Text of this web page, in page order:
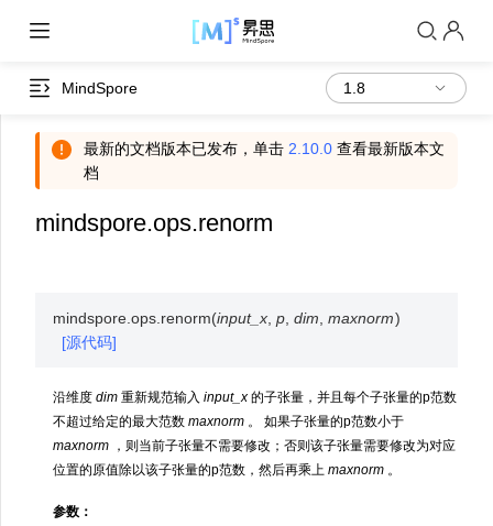
MindSpore
最新的文档版本已发布，单击 2.10.0 查看最新版本文
档
mindspore.ops.renorm
mindspore.ops. renorm(input_x ,p ,dim ,maxnorm)
[源代码]
沿维度 dim 重新规范输入 input_x 的子张量，并且每个子张量的p范数
不超过给定的最大范数 maxnorm 。 如果子张量的p范数小于
maxnorm ，则当前子张量不需要修改；否则该子张量需要修改为对应
位置的原值除以该子张量的p范数，然后再乘上 maxnorm 。
参数：